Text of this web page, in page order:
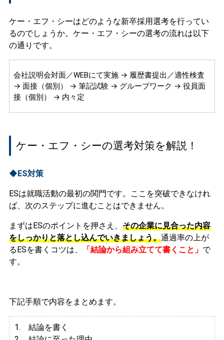
ケー・エフ・シーはどのような新卒採用選考を行ってい
るのでしょうか。ケー・エフ・シーの選考の流れは以下
の通りです。
会社説明会対面／WEBにて実施 → 履歴書提出／適性検査
→ 面接（個別） → 筆記試験 → グループワーク → 役員面
接（個別） → 内々定
ケー・エフ・シーの選考対策を解説！
◆ES対策
ESは就職活動の最初の関門です。ここを突破できなけれ
ば、次のステップに進むことはできません。
まずはESのポイントを押さえ、 その企業に見合った内容
をしっかりと落とし込んでいきましょう。通過率の上が
るESを書くコツは、
「結論から組み立てて書くこと」 で
す。
下記手順で内容をまとめます。
1. 結論を書く